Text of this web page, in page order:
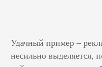
Удачный пример –
несильно выделяется,